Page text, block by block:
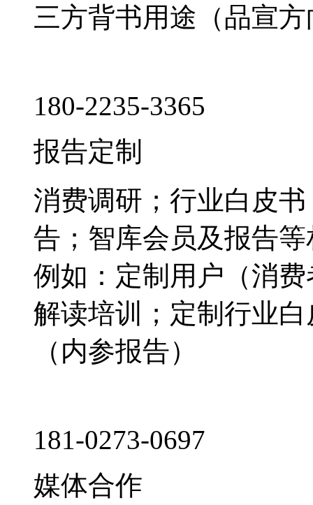
三方背书用途（品宣
180-2235-3365
报告定制
消费调研；行业白皮
告；智库会员及报告
例如：定制用户（消
解读培训；定制行业
（内参报告）
181-0273-0697
媒体合作